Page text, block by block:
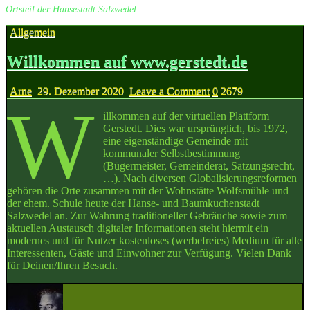
Ortsteil der Hansestadt Salzwedel
Posted
Allgemein
Willkommen auf www.gerstedt.de
Arne 29. Dezember 2020 Leave a Commenton
Willkommen
auf
www.gerstedt.de
0 2679
W
illkommen auf der virtuellen Plattform
Gerstedt. Dies war ursprünglich, bis 1972,
eine eigenständige Gemeinde mit
kommunaler Selbstbestimmung
(Bügermeister, Gemeinderat, Satzungsrecht,
…). Nach diversen Globalisierungsreformen
gehören die Orte zusammen mit der Wohnstätte Wolfsmühle und
der ehem. Schule heute der Hanse- und Baumkuchenstadt
Salzwedel an. Zur Wahrung traditioneller Gebräuche sowie zum
aktuellen Austausch digitaler Informationen steht hiermit ein
modernes und für Nutzer kostenloses (werbefreies) Medium für alle
Interessenten, Gäste und Einwohner zur Verfügung. Vielen Dank
für Deinen/Ihren Besuch.